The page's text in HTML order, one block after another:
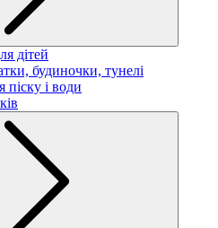
дітей
будиночки, тунелі
піску і води